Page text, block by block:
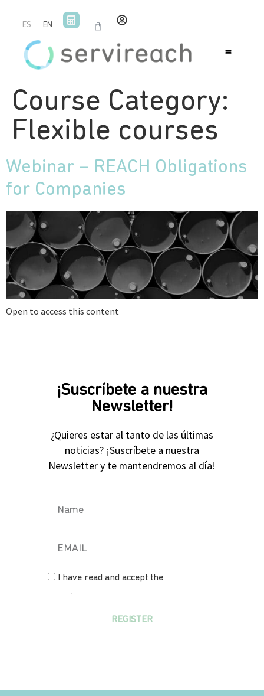
ES EN
Course Category:
Flexible courses
Webinar – REACH Obligations
for Companies
Open to access this content
¡Suscríbete a nuestra
Newsletter!
¿Quieres estar al tanto de las últimas
noticias? ¡Suscríbete a nuestra
Newsletter y te mantendremos al día!
I have read and accept the
.
REGISTER